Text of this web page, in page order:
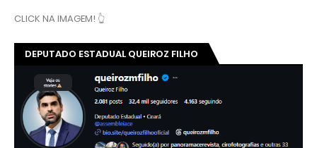
CLICK NA IMAGEM! 👆
DEPUTADO ESTADUAL QUEIROZ FILHO